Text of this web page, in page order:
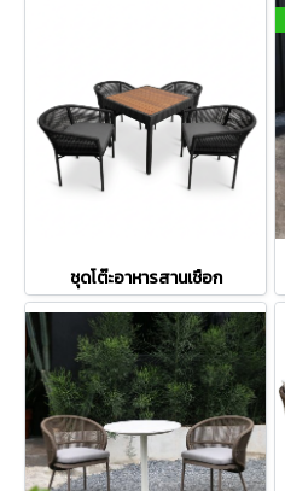
ชุดโต๊ะอาหารสานเชือก